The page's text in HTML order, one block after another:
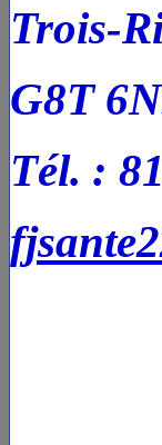
Trois-
G8T
Tél. :